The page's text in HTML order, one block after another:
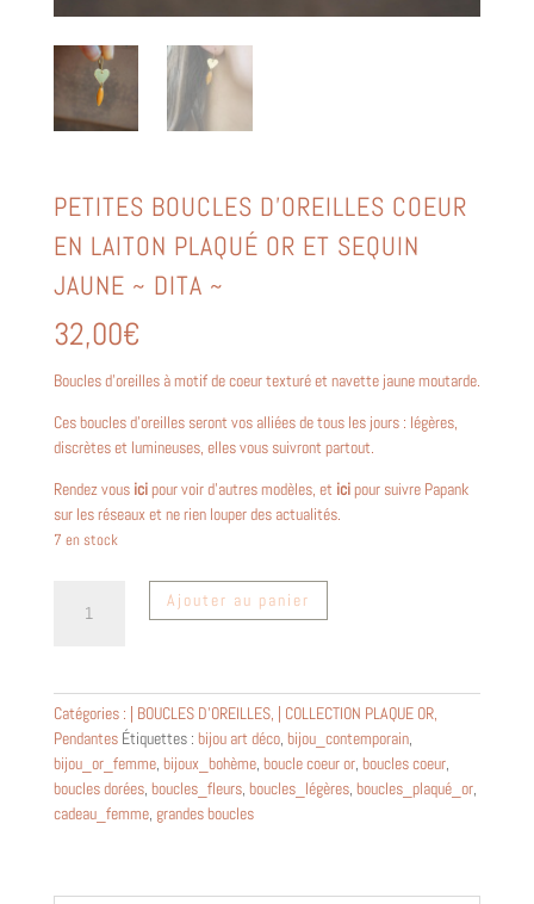
PETITES BOUCLES D’OREILLES COEUR
EN LAITON PLAQUÉ OR ET SEQUIN
JAUNE ~ DITA ~
32,00€
Boucles d’oreilles à motif de coeur texturé et navette jaune moutarde.
Ces boucles d’oreilles seront vos alliées de tous les jours : légères,
discrètes et lumineuses, elles vous suivront partout.
Rendez vous icipour voir d’autres modèles, et icipour suivre Papank
sur les réseaux et ne rien louper des actualités.
7 en stock
d'oreilles
coeur
en
laiton
plaqué
or
jaune
Ajouter au panier
Catégories : | BOUCLES D'OREILLES, | COLLECTION PLAQUE OR,
Pendantes Étiquettes : bijou art déco, bijou_contemporain,
bijou_or_femme, bijoux_bohème, boucle coeur or, boucles coeur,
boucles dorées, boucles_fleurs, boucles_légères, boucles_plaqué_or,
cadeau_femme, grandes boucles